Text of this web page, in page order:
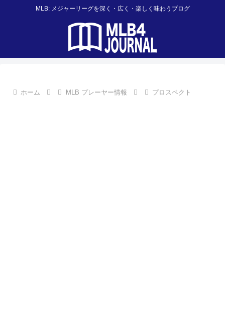
MLB: メジャーリーグを深く・広く・楽しく味わうブログ
ホーム MLB プレーヤー情報 プロスペクト